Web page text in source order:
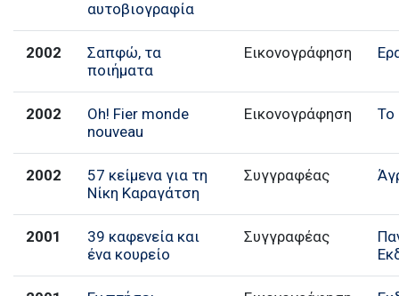
αυτοβιογραφία
2002
Σαπφώ, τα
ποιήματα
Εικονογράφηση
2002
Oh! Fier monde
nouveau
Εικονογράφηση Το
2002
57 κείμενα για τη
Νίκη Καραγάτση
Συγγραφέας
2001
39 καφενεία και
ένα κουρείο
Συγγραφέας